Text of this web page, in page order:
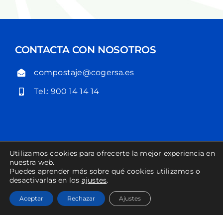
CONTACTA CON NOSOTROS
compostaje@cogersa.es
Tel.: 900 14 14 14
POLÍTICA DE PRIVACIDAD POLÍTICA DE COOKIES
COPYRIGHT COGERSA 2023
Utilizamos cookies para ofrecerte la mejor experiencia en
nuestra web.
Puedes aprender más sobre qué cookies utilizamos o
desactivarlas en los ajustes.
Aceptar Rechazar Ajustes